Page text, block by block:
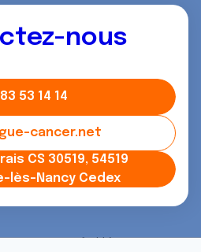
nous
53 14 14
cancer.net
CS 30519, 54519
lès-Nancy Cedex